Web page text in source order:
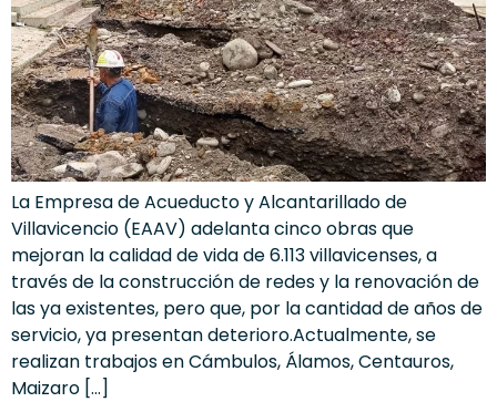
La Empresa de Acueducto y Alcantarillado de
Villavicencio (EAAV) adelanta cinco obras que
mejoran la calidad de vida de 6.113 villavicenses, a
través de la construcción de redes y la renovación de
las ya existentes, pero que, por la cantidad de años de
servicio, ya presentan deterioro.Actualmente, se
realizan trabajos en Cámbulos, Álamos, Centauros,
Maizaro […]